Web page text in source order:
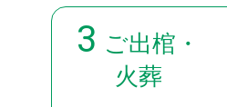
3 ご出棺・
火葬